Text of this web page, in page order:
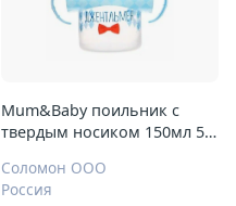
Mum&Baby поильник с
твердым носиком 150мл 5+
Соломон ООО
Россия